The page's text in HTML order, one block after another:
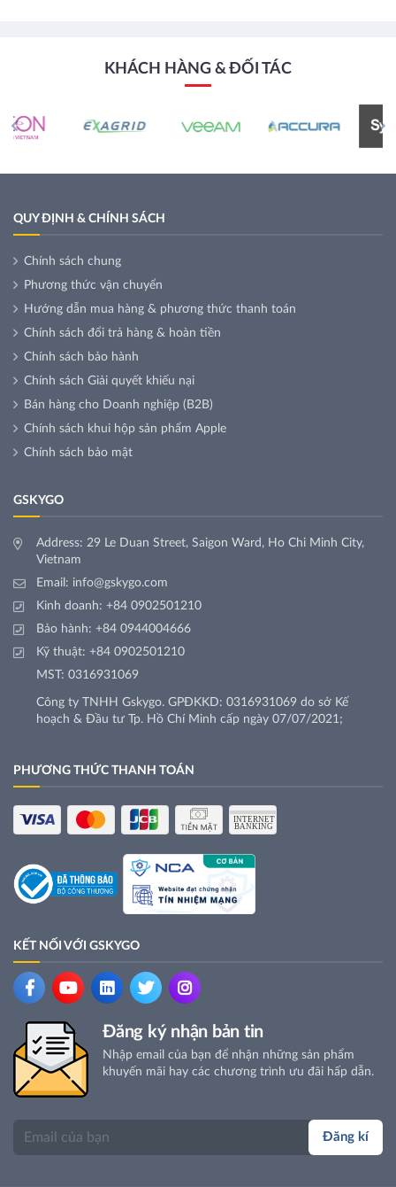
KHÁCH HÀNG & ĐỐI TÁC
QUY ĐỊNH & CHÍNH SÁCH
Chính sách chung
Phương thức vận chuyển
Hướng dẫn mua hàng & phương thức thanh toán
Chính sách đổi trả hàng & hoàn tiền
Chính sách bảo hành
Chính sách Giải quyết khiếu nại
Bán hàng cho Doanh nghiệp (B2B)
Chính sách khui hộp sản phẩm Apple
Chính sách bảo mật
GSKYGO
Address: 29 Le Duan Street, Saigon Ward, Ho Chi Minh City,
Vietnam
Email: info@gskygo.com
Kinh doanh: +84 0902501210
Bảo hành: +84 0944004666
Kỹ thuật: +84 0902501210
MST: 0316931069
Công ty TNHH Gskygo. GPĐKKD: 0316931069 do sở Kế
hoạch & Đầu tư Tp. Hồ Chí Minh cấp ngày 07/07/2021;
PHƯƠNG THỨC THANH TOÁN
KẾT NỐI VỚI GSKYGO
Đăng ký nhận bản tin
Nhập email của bạn để nhận những sản phẩm
khuyến mãi hay các chương trình ưu đãi hấp dẫn.
Đăng kí